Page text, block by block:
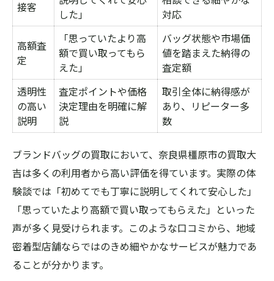
接客
した」
対応
高額査
定
「思っていたより高
額で買い取ってもら
えた」
バッグ状態や市場価
値を踏まえた納得の
査定額
透明性
の高い
説明
査定ポイントや価格
決定理由を明確に解
説
取引全体に納得感が
あり、リピーター多
数
ブランドバッグの買取において、奈良県橿原市の買取大
吉は多くの利用者から高い評価を得ています。実際の体
験談では「初めてでも丁寧に説明してくれて安心した」
「思っていたより高額で買い取ってもらえた」といった
声が多く見受けられます。このような口コミから、地域
密着型店舗ならではのきめ細やかなサービスが魅力であ
ることが分かります。